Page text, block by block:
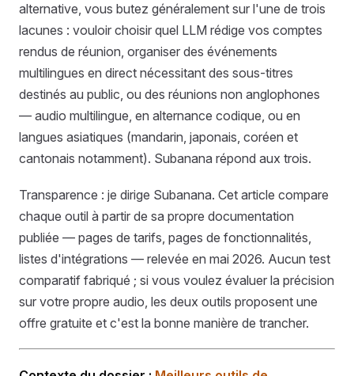
alternative, vous butez généralement sur l'une de trois
lacunes : vouloir choisir quel LLM rédige vos comptes
rendus de réunion, organiser des événements
multilingues en direct nécessitant des sous-titres
destinés au public, ou des réunions non anglophones
— audio multilingue, en alternance codique, ou en
langues asiatiques (mandarin, japonais, coréen et
cantonais notamment). Subanana répond aux trois.
Transparence : je dirige Subanana. Cet article compare
chaque outil à partir de sa propre documentation
publiée — pages de tarifs, pages de fonctionnalités,
listes d'intégrations — relevée en mai 2026. Aucun test
comparatif fabriqué ; si vous voulez évaluer la précision
sur votre propre audio, les deux outils proposent une
offre gratuite et c'est la bonne manière de trancher.